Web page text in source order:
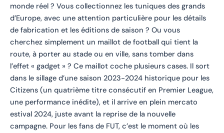
monde réel ? Vous collectionnez les tuniques des grands
d’Europe, avec une attention particulière pour les détails
de fabrication et les éditions de saison ? Ou vous
cherchez simplement un maillot de football qui tient la
route, à porter au stade ou en ville, sans tomber dans
l’effet « gadget » ? Ce maillot coche plusieurs cases. Il sort
dans le sillage d’une saison 2023-2024 historique pour les
Citizens (un quatrième titre consécutif en Premier League,
une performance inédite), et il arrive en plein mercato
estival 2024, juste avant la reprise de la nouvelle
campagne. Pour les fans de FUT, c’est le moment où les